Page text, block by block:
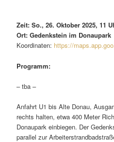
Zeit: So., 26. Oktober 2025, 11
Ort: Gedenkstein im Donaupark
Koordinaten: https://
Programm:
– tba –
Anfahrt U1 bis Alte Donau,
rechts halten, etwa 400 Meter
Donaupark einbiegen. Der
parallel zur